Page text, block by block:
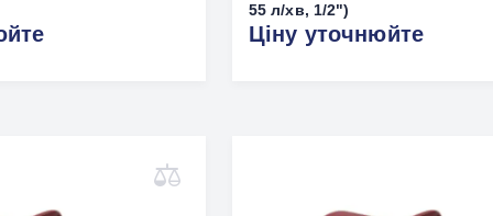
55 л/хв, 1/2")
Ціну уточнюйте